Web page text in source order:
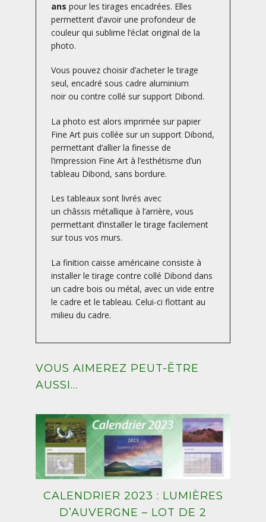
ans pour les tirages encadrées. Elles
permettent d’avoir une profondeur de
couleur qui sublime l’éclat original de la
photo.
Vous pouvez choisir d’acheter le tirage
seul, encadré sous cadre aluminium
noir ou contre collé sur support Dibond.
La photo est alors imprimée sur papier
Fine Art puis collée sur un support Dibond,
permettant d’allier la finesse de
l’impression Fine Art à l’esthétisme d’un
tableau Dibond, sans bordure.
Les tableaux sont livrés avec
un châssis métallique à l’arrière, vous
permettant d’installer le tirage facilement
sur tous vos murs.
La finition caisse américaine consiste à
installer le tirage contre collé Dibond dans
un cadre bois ou métal, avec un vide entre
le cadre et le tableau. Celui-ci flottant au
milieu du cadre.
VOUS AIMEREZ PEUT-ÊTRE
AUSSI…
CALENDRIER 2023 : LUMIÈRES
D’AUVERGNE – LOT DE 2